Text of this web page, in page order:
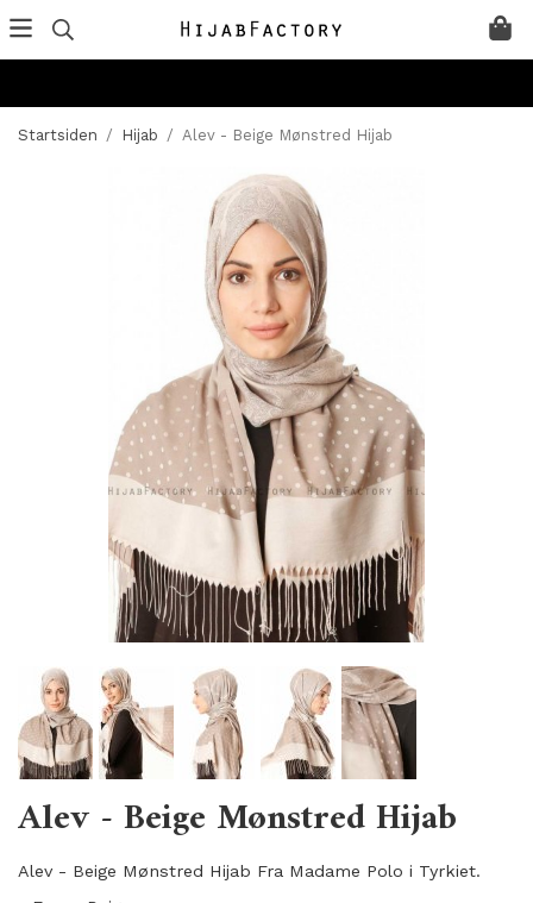
Startsiden / Hijab / Alev - Beige Mønstred Hijab
Alev - Beige Mønstred Hijab
Alev - Beige Mønstred Hijab Fra Madame Polo i Tyrkiet.